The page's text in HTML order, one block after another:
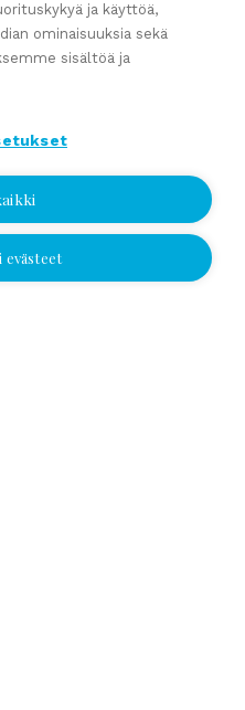
ja käyttöä,
ominaisuuksia sekä
sisältöä ja
evästeet